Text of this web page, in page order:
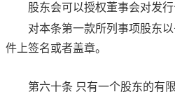
股东会可以授权董事会对发行
对本条第一款所列事项股东
件上签名或者盖章。
第六十条 只有一个股东的有